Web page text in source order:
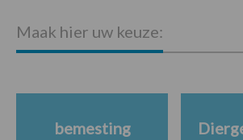
Maak hier uw keuze:
bemesting